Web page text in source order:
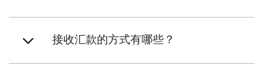
接收汇款的方式有哪些？